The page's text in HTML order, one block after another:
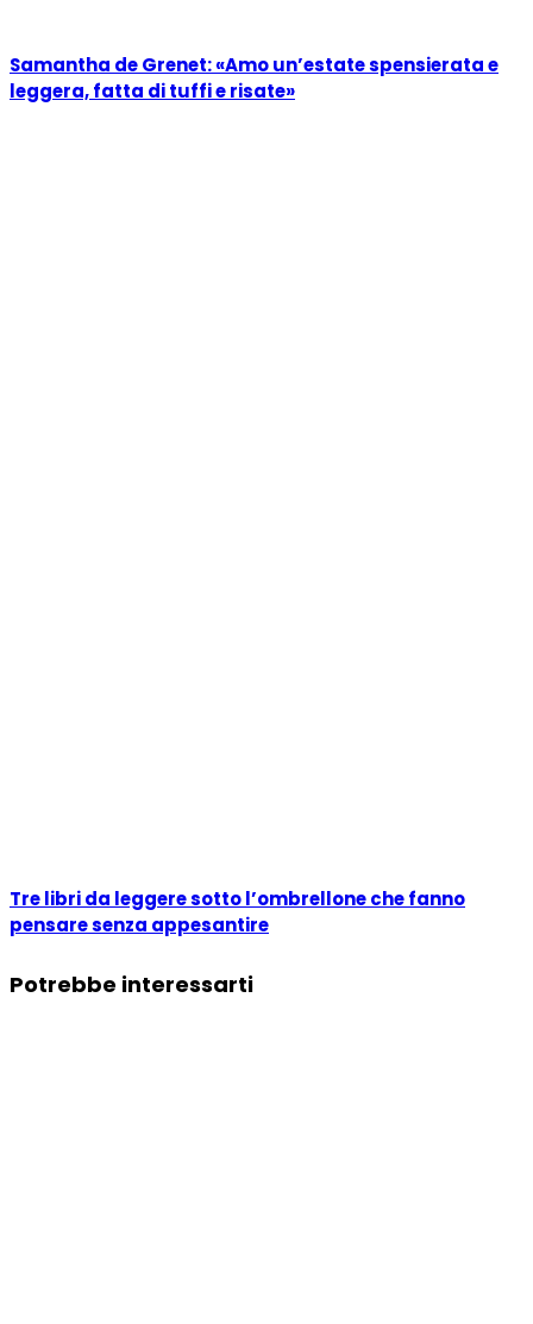
Samantha de Grenet: «Amo un’estate spensierata e
leggera, fatta di tuffi e risate»
Tre libri da leggere sotto l’ombrellone che fanno
pensare senza appesantire
Potrebbe interessarti